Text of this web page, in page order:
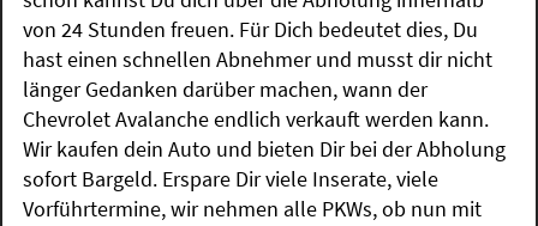
von 24 Stunden freuen. Für Dich bedeutet dies, Du
hast einen schnellen Abnehmer und musst dir nicht
länger Gedanken darüber machen, wann der
Chevrolet Avalanche endlich verkauft werden kann.
Wir kaufen dein Auto und bieten Dir bei der Abholung
sofort Bargeld. Erspare Dir viele Inserate, viele
Vorführtermine, wir nehmen alle PKWs, ob nun mit